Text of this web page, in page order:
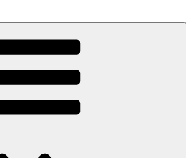
Zuhause ist